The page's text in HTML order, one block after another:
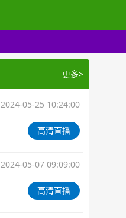
更多>
2024-05-25 10:24:00
高清直播
2024-05-07 09:09:00
高清直播